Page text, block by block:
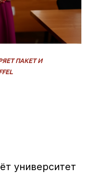
ПАКЕТ И
университет